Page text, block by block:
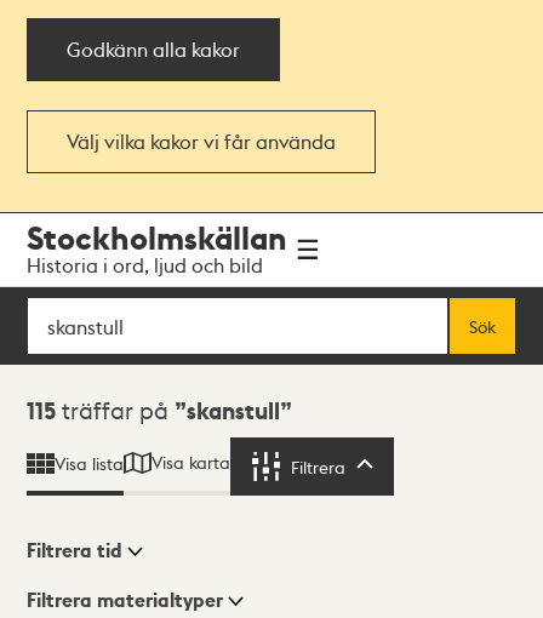
Godkänn alla kakor
Välj vilka kakor vi får använda
navigationen
huvudinnehållet
Stockholmskällan
Historia i ord, ljud och bild
Sök
Sök
Sökresultat
115 träffar på skanstull
Visa lista Visa karta Filtrera
Visningsläge
Filtrera tid
Filtrera materialtyper